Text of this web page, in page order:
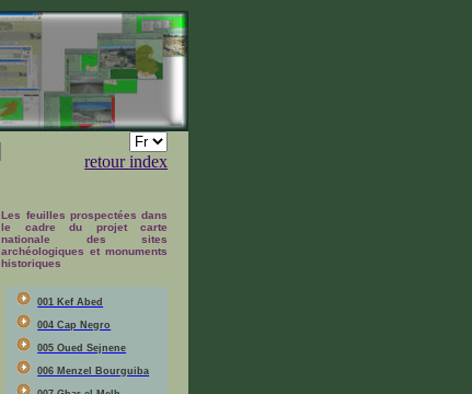
retour index
Les feuilles prospectées dans
le cadre du projet carte
nationale des sites
archéologiques et monuments
historiques
001 Kef Abed
004 Cap Negro
005 Oued Sejnene
006 Menzel Bourguiba